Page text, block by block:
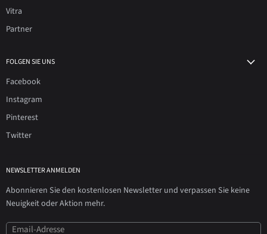
Vitra
Partner
FOLGEN SIE UNS
Facebook
Instagram
Pinterest
Twitter
NEWSLETTER ANMELDEN
Abonnieren Sie den kostenlosen Newsletter und verpassen Sie keine
Neuigkeit oder Aktion mehr.
Email-Adresse